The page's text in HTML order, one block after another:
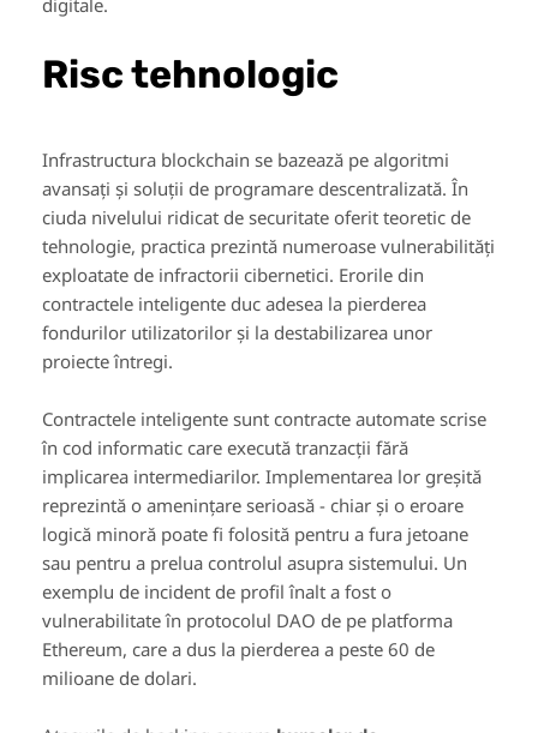
digitale.
Risc tehnologic
Infrastructura blockchain se bazează pe algoritmi
avansați și soluții de programare descentralizată. În
ciuda nivelului ridicat de securitate oferit teoretic de
tehnologie, practica prezintă numeroase vulnerabilități
exploatate de infractorii cibernetici. Erorile din
contractele inteligente duc adesea la pierderea
fondurilor utilizatorilor și la destabilizarea unor
proiecte întregi.
Contractele inteligente sunt contracte automate scrise
în cod informatic care execută tranzacții fără
implicarea intermediarilor. Implementarea lor greșită
reprezintă o amenințare serioasă - chiar și o eroare
logică minoră poate fi folosită pentru a fura jetoane
sau pentru a prelua controlul asupra sistemului. Un
exemplu de incident de profil înalt a fost o
vulnerabilitate în protocolul DAO de pe platforma
Ethereum, care a dus la pierderea a peste 60 de
milioane de dolari.